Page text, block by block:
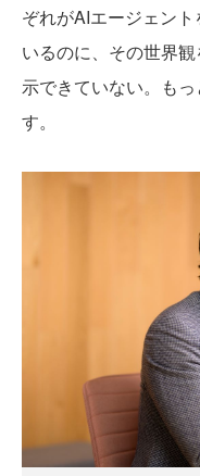
ぞれがAIエージェン
いるのに、その世界
示できていない。も
す。